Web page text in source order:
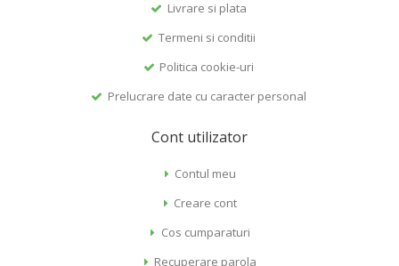
Livrare si plata
Termeni si conditii
Politica cookie-uri
Prelucrare date cu caracter personal
Cont utilizator
Contul meu
Creare cont
Cos cumparaturi
Recuperare parola